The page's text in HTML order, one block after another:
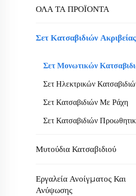
ΟΛΑ ΤΑ ΠΡΟΪΟΝΤΑ
Σετ Κατσαβιδιών Ακριβείας
Σετ Μονωτικών
Σετ Ηλεκτρικών
Σετ Κατσαβιδιών Με Ράχη
Σετ Κατσαβιδιών
Μυτούδια Κατσαβιδιού
Εργαλεία Ανοίγματος Και
Ανύψωσης